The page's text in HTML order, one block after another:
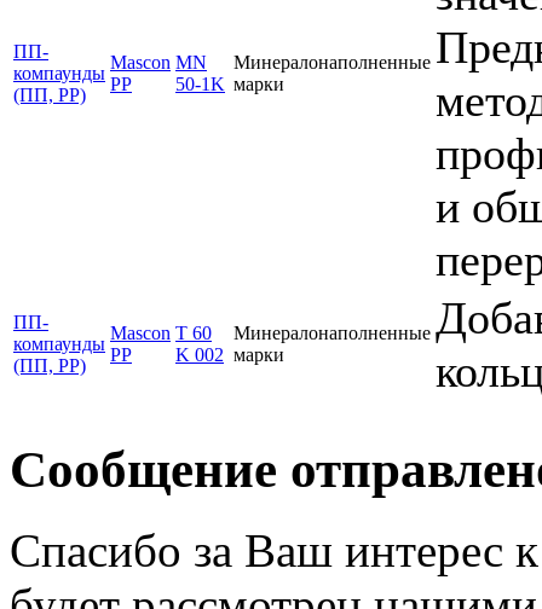
ПП-
компаунды
(ПП, PP)
Mascon
PP
MN
50-1K
Минералонаполненные
марки
и
ПП-
компаунды
(ПП, PP)
Mascon
PP
T 60
K 002
Минералонаполненные
марки
Сообщение
Спасибо за Ваш интерес